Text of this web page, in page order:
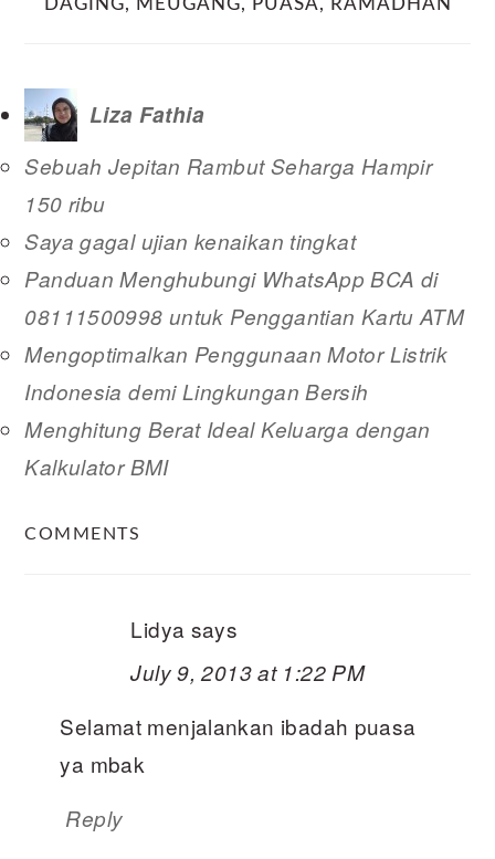
DAGING, MEUGANG, PUASA, RAMADHAN
Liza Fathia
Sebuah Jepitan Rambut Seharga Hampir
150 ribu
Saya gagal ujian kenaikan tingkat
Panduan Menghubungi WhatsApp BCA di
08111500998 untuk Penggantian Kartu ATM
Mengoptimalkan Penggunaan Motor Listrik
Indonesia demi Lingkungan Bersih
Menghitung Berat Ideal Keluarga dengan
Kalkulator BMI
COMMENTS
Lidya says
July 9, 2013 at 1:22 PM
Selamat menjalankan ibadah puasa
ya mbak
Reply